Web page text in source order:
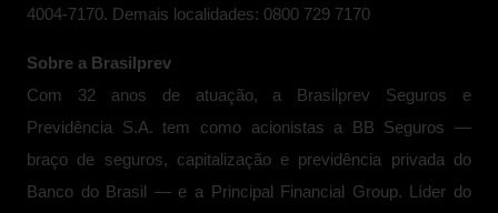
4004-7170. Demais localidades: 0800 729 7170
Sobre a Brasilprev
Com 32 anos de atuação, a Brasilprev Seguros e
Previdência S.A. tem como acionistas a BB Seguros —
braço de seguros, capitalização e previdência privada do
Banco do Brasil — e a Principal Financial Group. Líder do